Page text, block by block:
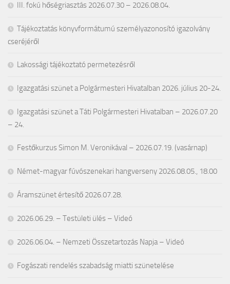
III. fokú hőségriasztás 2026.07.30 – 2026.08.04.
Tájékoztatás könyvformátumú személyazonosító igazolvány
cseréjéről
Lakossági tájékoztató permetezésről
Igazgatási szünet a Polgármesteri Hivatalban 2026. július 20-24.
Igazgatási szünet a Táti Polgármesteri Hivatalban – 2026.07.20
– 24.
Festőkurzus Simon M. Veronikával – 2026.07.19. (vasárnap)
Német-magyar fúvószenekari hangverseny 2026.08.05., 18.00
Áramszünet értesítő 2026.07.28.
2026.06.29. – Testületi ülés – Videó
2026.06.04. – Nemzeti Összetartozás Napja – Videó
Fogászati rendelés szabadság miatti szünetelése